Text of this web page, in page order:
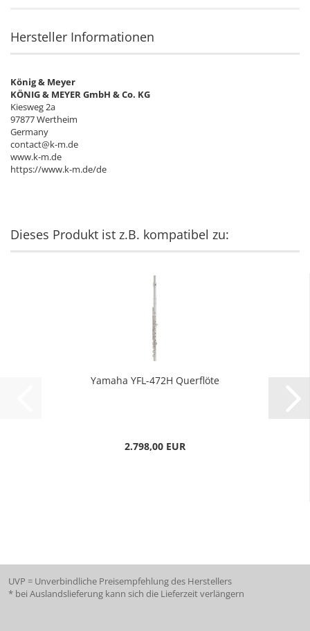
Hersteller Informationen
König & Meyer
KÖNIG & MEYER GmbH & Co. KG
Kiesweg 2a
97877 Wertheim
Germany
contact@k-m.de
www.k-m.de
https://www.k-m.de/de
Dieses Produkt ist z.B. kompatibel zu:
Yamaha YFL-472H Querflöte
2.798,00 EUR
UVP = Unverbindliche Preisempfehlung des Herstellers
* bei Auslandslieferung kann sich die Lieferzeit verlängern